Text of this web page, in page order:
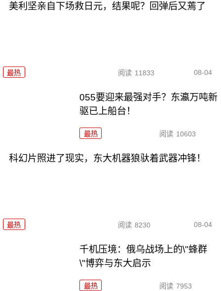
美利坚亲自下场救日元，结果呢？回弹后又蔫了
最热 阅读 11833 08-04
055要迎来最强对手？东瀛万吨新
驱已上船台！
最热 阅读 10603
科幻片照进了现实，东大机器狼驮着武器冲锋！
最热 阅读 8230 08-04
千机压境：俄乌战场上的\"蜂群
\"博弈与东大启示
最热 阅读 7953